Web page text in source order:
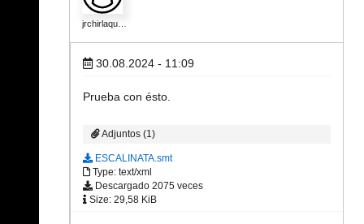
jrchirlaqu…
30.08.2024 - 11:09
Prueba con ésto.
Adjuntos (1)
ESCALINATA.smt
Type: text/xml
Descargado 2075 veces
Size: 29,58 KiB